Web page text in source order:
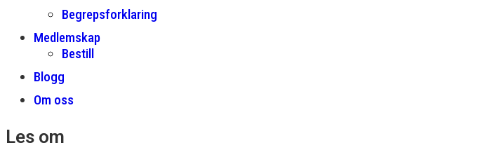
Begrepsforklaring
Medlemskap
Bestill
Blogg
Om oss
Les om